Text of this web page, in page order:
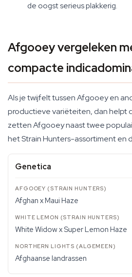
de oogst serieus plakkerig.
Afgooey vergeleken
compacte
Als je twijfelt tussen Afgooey en
productieve variëteiten, dan helpt
zetten Afgooey naast twee
het Strain Hunters-assortiment en
Genetica
Afghan x Maui Haze
White Widow x Super Lemon Haze
Afghaanse landrassen